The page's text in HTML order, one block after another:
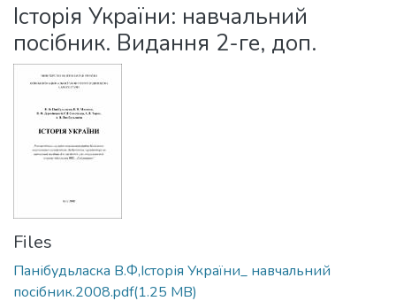
Історія України: навчальний
посібник. Видання 2-ге, доп.
Files
Панібудьласка В.Ф,Історія України_ навчальний
посібник.2008.pdf(1.25 MB)